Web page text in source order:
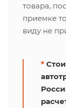
товара,
приемке
виду не
*